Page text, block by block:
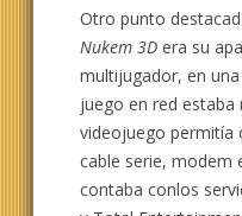
Otro punto
Nukem 3D era su
multijugador, en
juego en red estaba
videojuego permitía
cable serie, modem
contaba conlos